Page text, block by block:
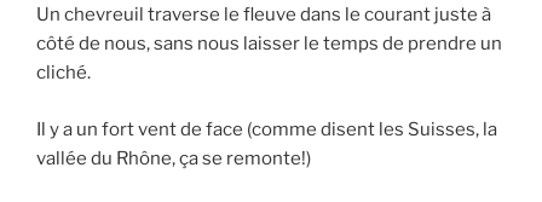
Un chevreuil traverse le fleuve dans le courant juste à
côté de nous, sans nous laisser le temps de prendre un
cliché.
Il y a un fort vent de face (comme disent les Suisses, la
vallée du Rhône, ça se remonte!)